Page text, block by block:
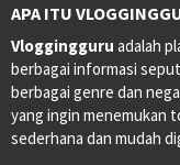
APA ITU
Vloggingguru adalah
berbagai informasi
berbagai genre dan
yang ingin menemukan
sederhana dan mudah